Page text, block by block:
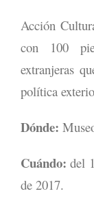
Acción
con 100
extranjeras
política
Dónde:
Cuándo: del
de 2017.